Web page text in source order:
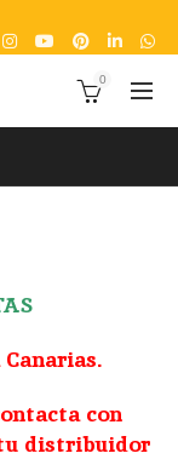
0
con
distribuidor